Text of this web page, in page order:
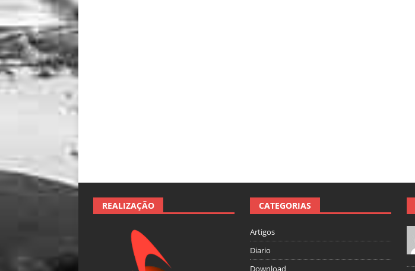
REALIZAÇÃO CATEGORIAS
Artigos
Diario
Download